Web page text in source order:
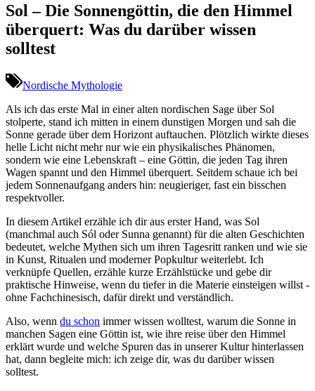
Sol – Die Sonnengöttin, die den Himmel
überquert: Was du darüber wissen
solltest
Nordische Mythologie
Als⁣ ich das erste Mal in einer alten nordischen Sage über Sol
stolperte, stand ich mitten in einem dunstigen Morgen und sah die
Sonne gerade über dem‍ Horizont auftauchen. Plötzlich wirkte dieses
helle Licht nicht mehr nur⁤ wie ein physikalisches Phänomen,
sondern wie eine Lebenskraft – eine Göttin, die jeden⁢ Tag ​ihren
Wagen ⁣spannt und den Himmel überquert. Seitdem schaue ich bei
jedem Sonnenaufgang anders hin: neugieriger, fast ein ​bisschen
respektvoller.
In diesem Artikel erzähle ich ‌dir ‍aus erster Hand, was Sol​
(manchmal auch Sól oder Sunna genannt) für die alten Geschichten
bedeutet, welche⁢ Mythen sich um ihren Tagesritt ‍ranken und wie sie
in Kunst, Ritualen und ‍moderner Popkultur weiterlebt. Ich⁣
verknüpfe Quellen, erzähle kurze Erzählstücke⁢ und ⁤gebe dir
praktische Hinweise, wenn du tiefer in die Materie einsteigen⁤ willst -⁣
ohne Fachchinesisch, ⁣dafür direkt und verständlich.
Also, wenn du schon immer wissen wolltest, warum die Sonne in
manchen Sagen eine Göttin ist, wie ihre reise über den Himmel
erklärt wurde und welche Spuren das in‍ unserer Kultur hinterlassen
hat, ‌dann⁢ begleite mich: ich zeige dir, ⁢was ‍du darüber wissen
solltest.